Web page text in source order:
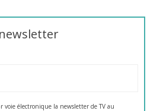
voie électronique la newsletter de TV au